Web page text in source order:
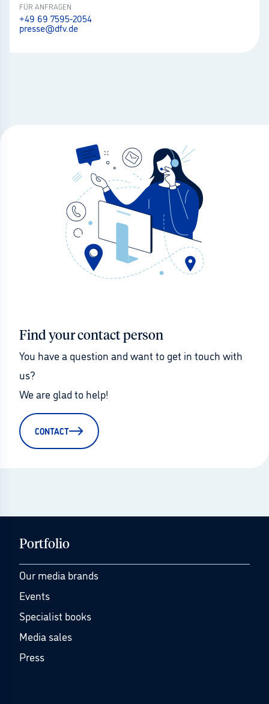
FÜR ANFRAGEN
+49 69 7595-2054
presse@dfv.de
Find your contact person
You have a question and want to get in touch with
us?
We are glad to help!
CONTACT
Portfolio
Our media brands
Events
Specialist books
Media sales
Press